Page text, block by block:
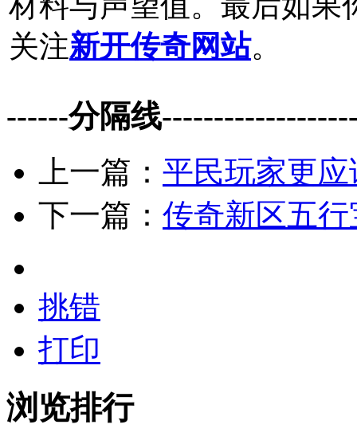
关注新开传奇网站。
------分隔线
上一篇： 平民玩家更
下一篇： 传奇新区五
挑错
打印
浏览排行